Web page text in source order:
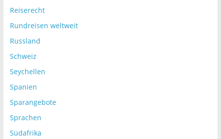
Reiserecht
Rundreisen weltweit
Russland
Schweiz
Seychellen
Spanien
Sparangebote
Sprachen
Südafrika